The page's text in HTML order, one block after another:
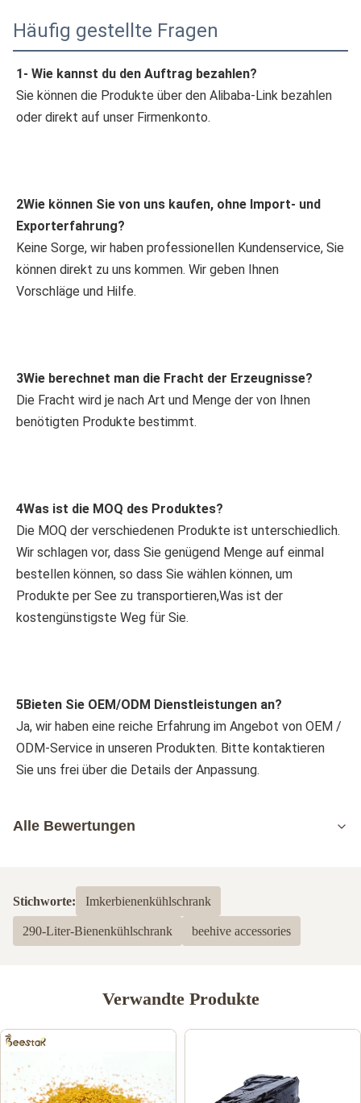
Häufig gestellte Fragen
1- Wie kannst du den Auftrag bezahlen?
Sie können die Produkte über den Alibaba-Link bezahlen
oder direkt auf unser Firmenkonto.
2Wie können Sie von uns kaufen, ohne Import- und
Exporterfahrung?
Keine Sorge, wir haben professionellen Kundenservice, Sie
können direkt zu uns kommen. Wir geben Ihnen
Vorschläge und Hilfe.
3Wie berechnet man die Fracht der Erzeugnisse?
Die Fracht wird je nach Art und Menge der von Ihnen
benötigten Produkte bestimmt.
4Was ist die MOQ des Produktes?
Die MOQ der verschiedenen Produkte ist unterschiedlich.
Wir schlagen vor, dass Sie genügend Menge auf einmal
bestellen können, so dass Sie wählen können, um
Produkte per See zu transportieren,Was ist der
kostengünstigste Weg für Sie.
5Bieten Sie OEM/ODM Dienstleistungen an?
Ja, wir haben eine reiche Erfahrung im Angebot von OEM /
ODM-Service in unseren Produkten. Bitte kontaktieren
Sie uns frei über die Details der Anpassung.
Alle Bewertungen
Basierend auf 50 jüngsten Bewertungen
5
B BeeFarmers Crib
Mar 4.2026
I like the quality but I would prefer each piece having its own
Stichworte: Imkerbienenkühlschrank
290-Liter-Bienenkühlschrank beehive accessories
Verwandte Produkte